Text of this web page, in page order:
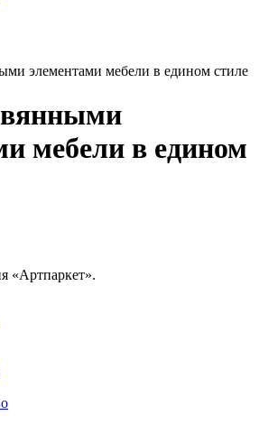
элементами мебели в едином стиле
мебели в едином
«Артпаркет».